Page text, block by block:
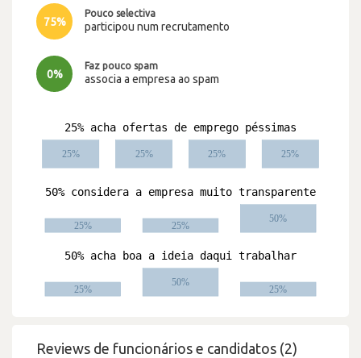
75%
Pouco selectiva
participou num recrutamento
0%
Faz pouco spam
associa a empresa ao spam
Reviews de funcionários e candidatos (2)